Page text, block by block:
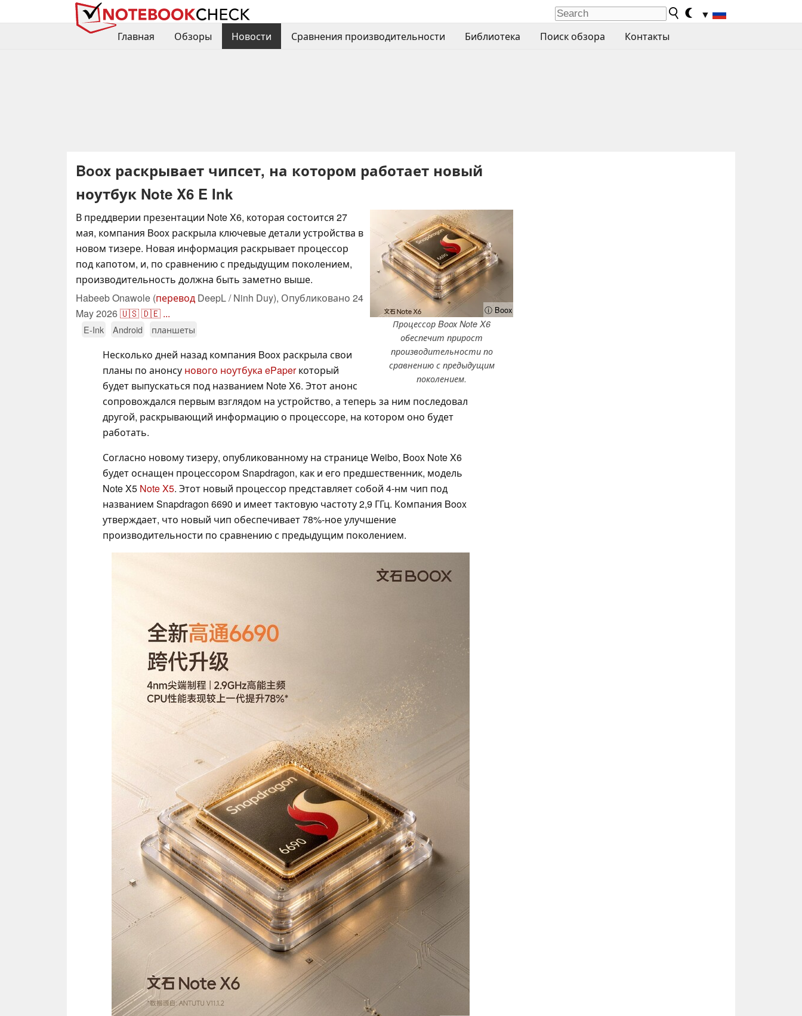
▼
Главная
Обзоры Новости Сравнения производительности Библиотека Поиск обзора Контакты
Boox раскрывает чипсет, на котором работает новый
ноутбук Note X6 E Ink
ⓘ Boox
Процессор Boox Note X6
обеспечит прирост
производительности по
сравнению с предыдущим
поколением.
В преддверии презентации Note X6, которая состоится 27
мая, компания Boox раскрыла ключевые детали устройства в
новом тизере. Новая информация раскрывает процессор
под капотом, и, по сравнению с предыдущим поколением,
производительность должна быть заметно выше.
Habeeb Onawole (перевод DeepL / Ninh Duy), Опубликовано 24
May 2026🇺🇸🇩🇪 ...
E-Ink Android планшеты
Несколько дней назад компания Boox раскрыла свои
планы по анонсу нового ноутбука ePaperкоторый
будет выпускаться под названием Note X6. Этот анонс
сопровождался первым взглядом на устройство, а теперь за ним последовал
другой, раскрывающий информацию о процессоре, на котором оно будет
работать.
Согласно новому тизеру, опубликованному на странице Weibo, Boox Note X6
будет оснащен процессором Snapdragon, как и его предшественник, модель
Note X5 Note X5. Этот новый процессор представляет собой 4-нм чип под
названием Snapdragon 6690 и имеет тактовую частоту 2,9 ГГц. Компания Boox
утверждает, что новый чип обеспечивает 78%-ное улучшение
производительности по сравнению с предыдущим поколением.